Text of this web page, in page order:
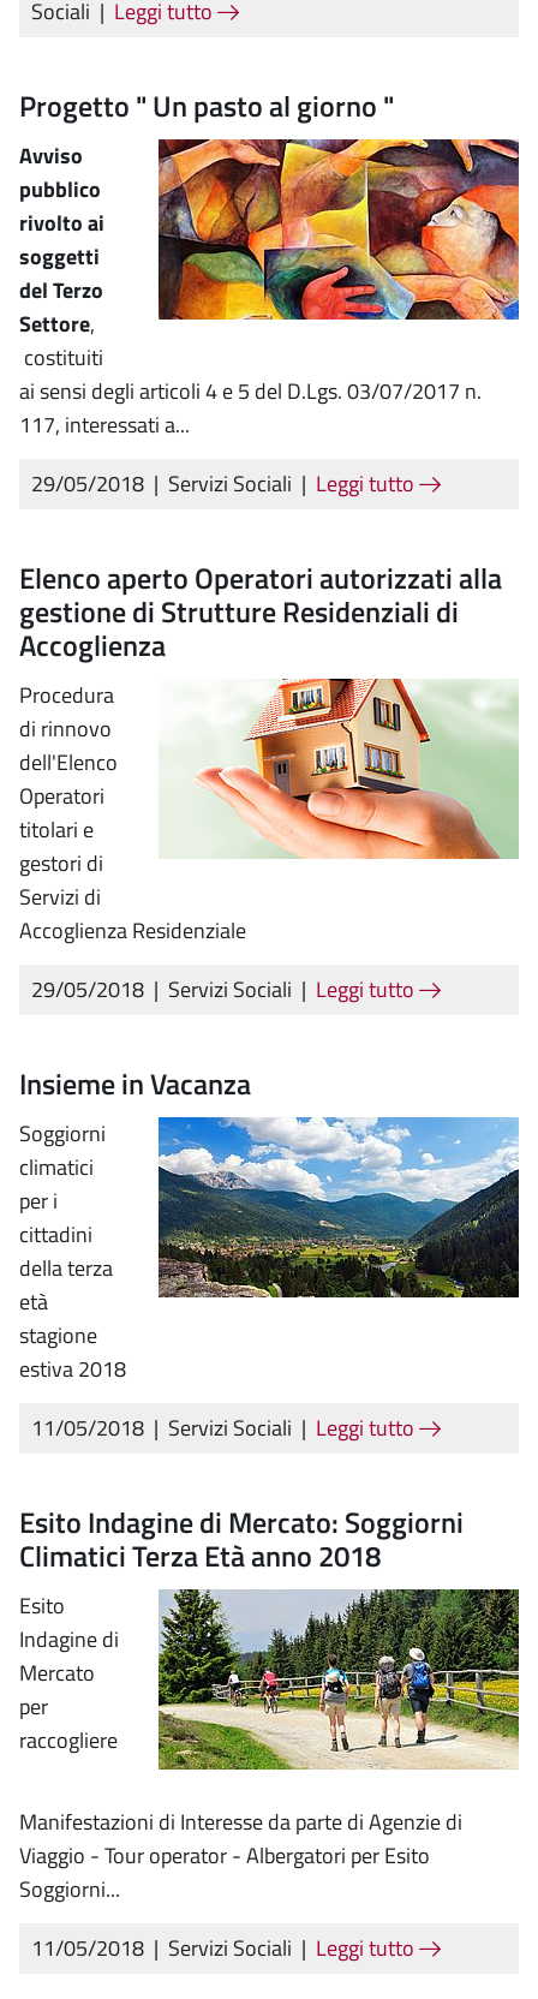
Sociali | Leggi tutto
Progetto " Un pasto al giorno "
Avviso
pubblico
rivolto ai
soggetti
del Terzo
Settore,
costituiti
ai sensi degli articoli 4 e 5 del D.Lgs. 03/07/2017 n.
117, interessati a...
29/05/2018 | Servizi Sociali | Leggi tutto
Elenco aperto Operatori autorizzati alla
gestione di Strutture Residenziali di
Accoglienza
Procedura
di rinnovo
dell'Elenco
Operatori
titolari e
gestori di
Servizi di
Accoglienza Residenziale
29/05/2018 | Servizi Sociali | Leggi tutto
Insieme in Vacanza
Soggiorni
climatici
per i
cittadini
della terza
età
stagione
estiva 2018
11/05/2018 | Servizi Sociali | Leggi tutto
Esito Indagine di Mercato: Soggiorni
Climatici Terza Età anno 2018
Esito
Indagine di
Mercato
per
raccogliere
Manifestazioni di Interesse da parte di Agenzie di
Viaggio - Tour operator - Albergatori per Esito
Soggiorni...
11/05/2018 | Servizi Sociali | Leggi tutto